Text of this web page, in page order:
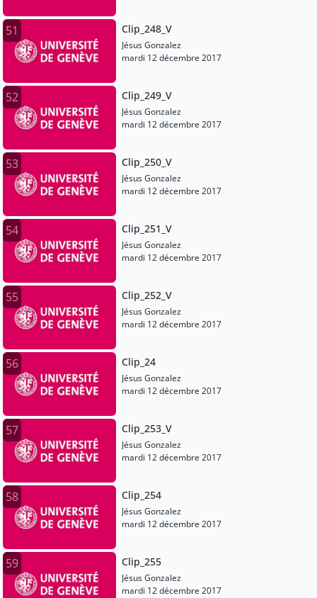
51 Clip_248_V
Jésus Gonzalez
mardi 12 décembre 2017
52 Clip_249_V
Jésus Gonzalez
mardi 12 décembre 2017
53 Clip_250_V
Jésus Gonzalez
mardi 12 décembre 2017
54 Clip_251_V
Jésus Gonzalez
mardi 12 décembre 2017
55 Clip_252_V
Jésus Gonzalez
mardi 12 décembre 2017
56 Clip_24
Jésus Gonzalez
mardi 12 décembre 2017
57 Clip_253_V
Jésus Gonzalez
mardi 12 décembre 2017
58 Clip_254
Jésus Gonzalez
mardi 12 décembre 2017
59 Clip_255
Jésus Gonzalez
mardi 12 décembre 2017